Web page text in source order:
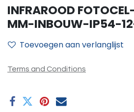
INFRAROOD
MM-INBOUW-IP54-
Toevoegen aan verlanglijst
Terms and Conditions